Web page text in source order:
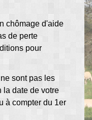
chômage d'aide
de perte
pour
sont pas les
la date de votre
à compter du 1er